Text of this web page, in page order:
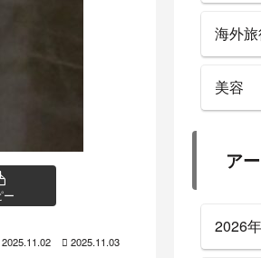
海外
美容
ア
2026